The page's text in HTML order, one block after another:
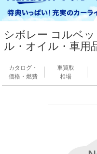
シボレー コルベ
ル・オイル・車用
カタログ・
価格・燃費
車買取
相場